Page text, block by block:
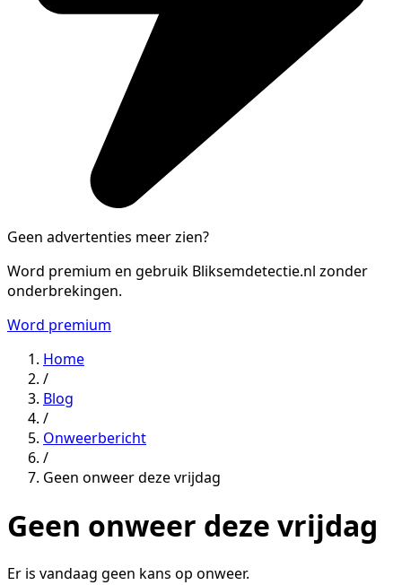
Geen advertenties meer zien?
Word premium en gebruik Bliksemdetectie.nl zonder
onderbrekingen.
Word premium
Home
/
Blog
/
Onweerbericht
/
Geen onweer deze vrijdag
Geen onweer deze vrijdag
Er is vandaag geen kans op onweer.